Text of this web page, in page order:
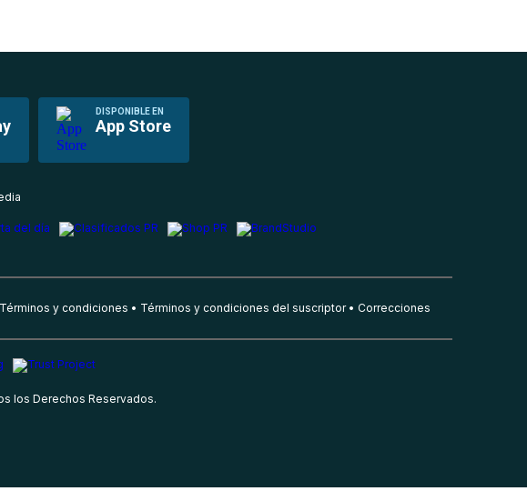
DISPONIBLE EN
App Store
Términos y condiciones Términos y condiciones del suscriptor Correcciones
los Derechos Reservados.